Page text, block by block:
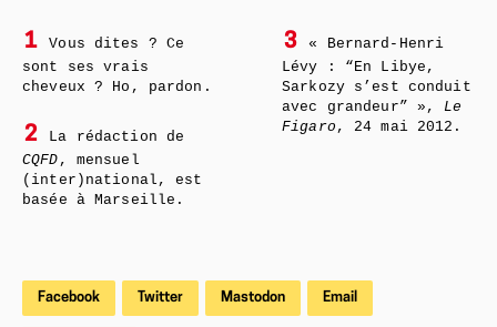
1
Vous dites ? Ce
sont ses vrais
cheveux ? Ho, pardon.
2
La rédaction de
CQFD , mensuel
(inter)national, est
basée à Marseille.
3
« Bernard-Henri
Lévy : “En Libye,
Sarkozy s’est conduit
avec grandeur” », Le
Figaro , 24 mai 2012.
Facebook Twitter Mastodon Email